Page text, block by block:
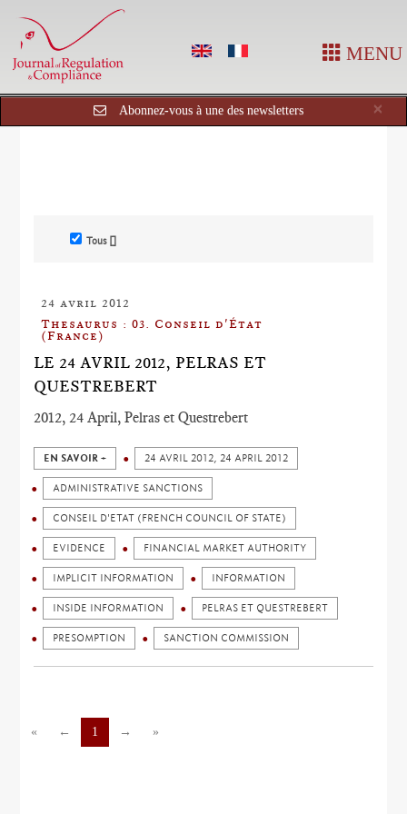
MENU
×
Abonnez-vous à une des newsletters
Tous []
24 avril 2012
Thesaurus : 03. Conseil d'État
(France)
LE 24 AVRIL 2012, PELRAS ET
QUESTREBERT
2012, 24 April, Pelras et Questrebert
EN SAVOIR + 24 AVRIL 2012, 24 APRIL 2012
ADMINISTRATIVE SANCTIONS
CONSEIL D'ETAT (FRENCH COUNCIL OF STATE)
EVIDENCE FINANCIAL MARKET AUTHORITY
IMPLICIT INFORMATION INFORMATION
INSIDE INFORMATION PELRAS ET QUESTREBERT
PRESOMPTION SANCTION COMMISSION
« ← 1 → »